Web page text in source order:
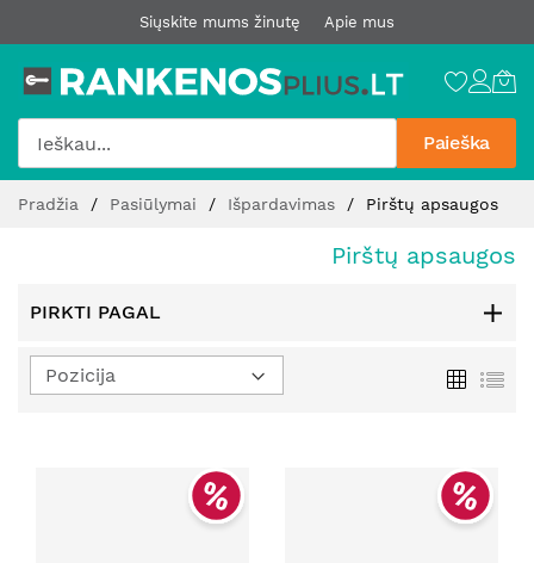
Siųskite mums žinutę Apie mus
Paieška
Pereiti
prie
Pradžia Pasiūlymai Išpardavimas Pirštų apsaugos
Pirštų apsaugos
PIRKTI PAGAL
Tinklelis